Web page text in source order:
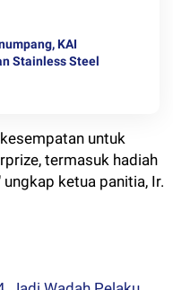
KAI
Stainless Steel
untuk
termasuk hadiah
ketua panitia, Ir.